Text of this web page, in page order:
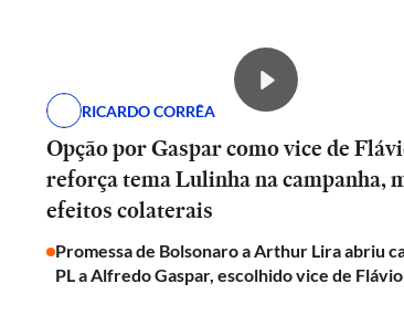
RICARDO CORRÊA
Opção por Gaspar como vice de
reforça tema Lulinha na campanha,
efeitos colaterais
Promessa de Bolsonaro a Arthur Lira abriu
PL a Alfredo Gaspar, escolhido vice de Flávio